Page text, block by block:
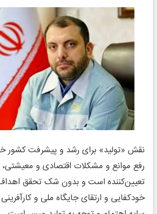
نقش «تولید» برای رشد و پیشرفت کشور
رفع موانع و مشکلات اقتصادی و
تعیین‌کننده است و بدون شک تحقق
خودکفایی و ارتقای جایگاه ملی و